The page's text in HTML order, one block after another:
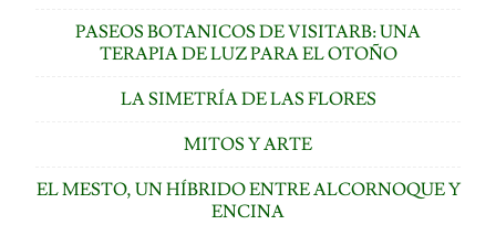
PASEOS BOTANICOS DE VISITARB: UNA
TERAPIA DE LUZ PARA EL OTOÑO
LA SIMETRÍA DE LAS FLORES
MITOS Y ARTE
EL MESTO, UN HÍBRIDO ENTRE ALCORNOQUE Y
ENCINA